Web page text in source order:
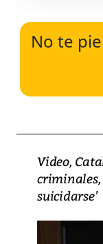
No te
Video,
criminales,
suicidarse’